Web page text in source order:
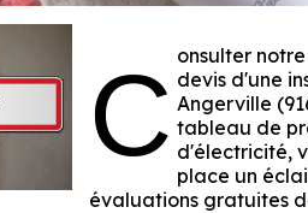
C onsulter
devis d'une
Angerville
tableau de
d'électricité,
place un
évaluations gratuites